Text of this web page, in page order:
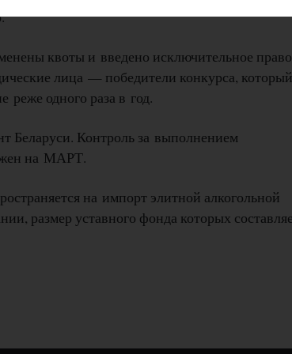
квоты и введено исключительное право
лица — победители конкурса, который
реже одного раза в год.
Беларуси. Контроль за выполнением
на МАРТ.
на импорт элитной алкогольной
размер уставного фонда которых